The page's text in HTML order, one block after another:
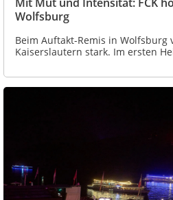
Wolfsburg
Beim Auftakt-Remis in Wolfsburg
Kaiserslautern stark. Im ersten